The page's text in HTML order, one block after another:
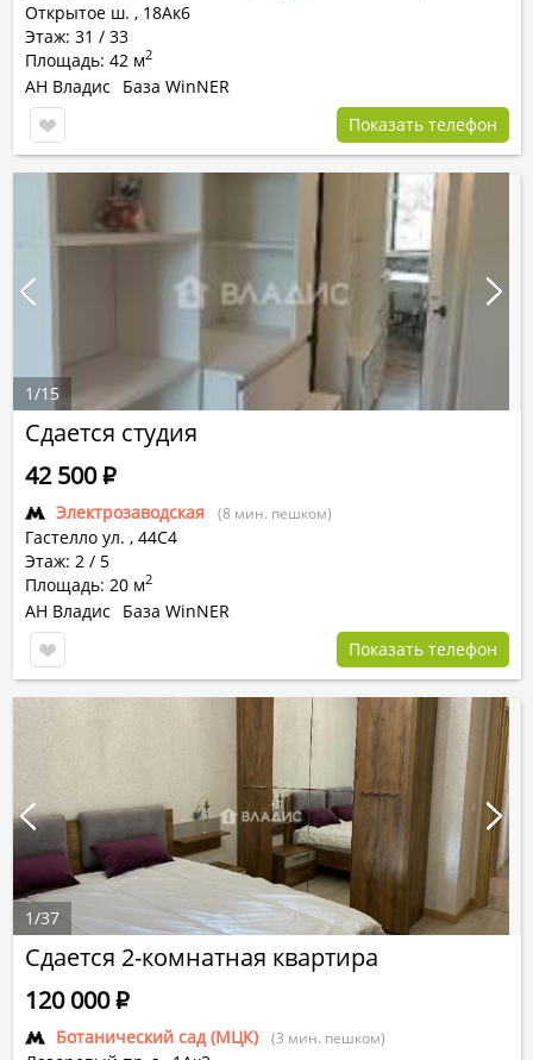
Открытое ш. , 18Ак6
Этаж: 31 / 33
Площадь: 42 м2
АН Владис
База WinNER
Показать телефон
Сдается студия
Электрозаводская (8 мин. пешком)
Гастелло ул. , 44С4
Этаж: 2 / 5
Площадь: 20 м2
42 500Р
АН Владис
База WinNER
Показать телефон
1/15
Сдается 2-комнатная квартира
Ботанический сад (МЦК) (3 мин. пешком)
120 000Р
1/37